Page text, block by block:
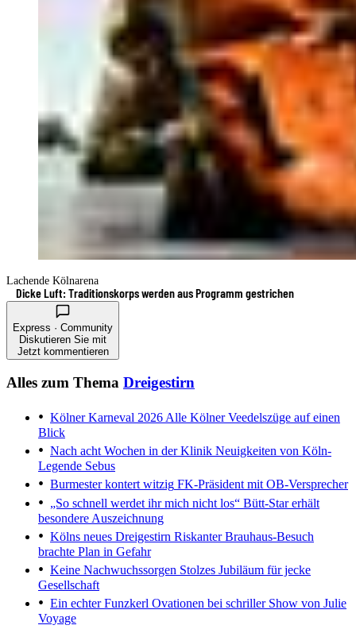
Lachende Kölnarena
Dicke Luft: Traditionskorps werden aus Programm gestrichen
Express · Community
Diskutieren Sie mit
Jetzt kommentieren
Alles zum Thema Dreigestirn
Kölner Karneval 2026 Alle Kölner Veedelszüge auf einen
Blick
Nach acht Wochen in der Klinik Neuigkeiten von Köln-
Legende Sebus
Burmester kontert witzig FK-Präsident mit OB-Versprecher
„So schnell werdet ihr mich nicht los“ Bütt-Star erhält
besondere Auszeichnung
Kölns neues Dreigestirn Riskanter Brauhaus-Besuch
brachte Plan in Gefahr
Keine Nachwuchssorgen Stolzes Jubiläum für jecke
Gesellschaft
Ein echter Funzkerl Ovationen bei schriller Show von Julie
Voyage